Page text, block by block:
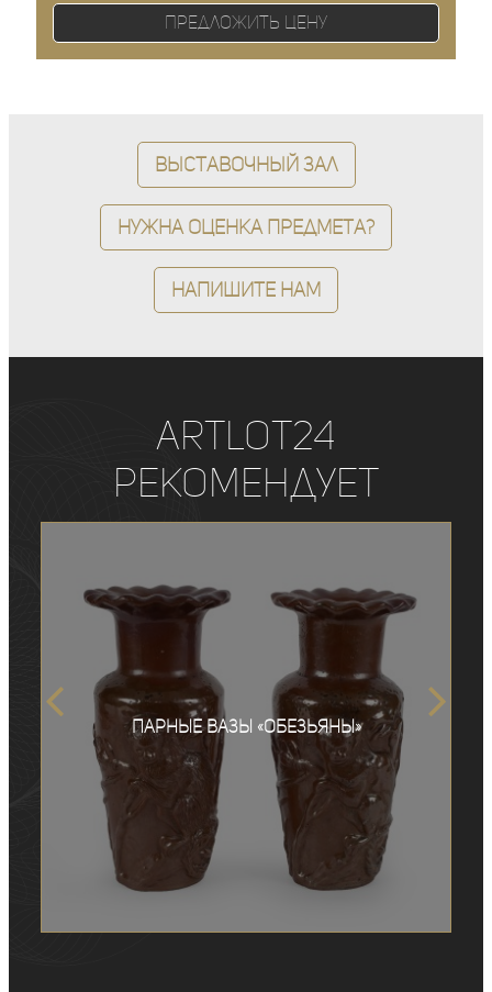
Предложить цену
Выставочный зал
Нужна оценка предмета?
Напишите нам
ArtLot24
рекомендует
Парные вазы «Обезьяны»